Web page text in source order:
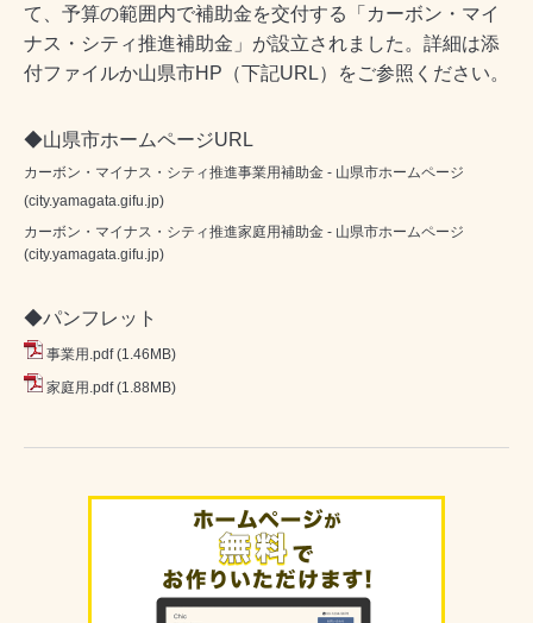
て、予算の範囲内で補助金を交付する「 カーボン・マイ
ナス・シティ推進補助金」が設立されました。詳細は添
付ファイルか山県市HP（下記URL）をご参照ください。
◆山県市ホームページURL
カーボン・マイナス・シティ推進事業用補助金 - 山県市ホームページ
(city.yamagata.gifu.jp)
カーボン・マイナス・シティ推進家庭用補助金 - 山県市ホームページ
(city.yamagata.gifu.jp)
◆パンフレット
事業用.pdf (1.46MB)
家庭用.pdf (1.88MB)